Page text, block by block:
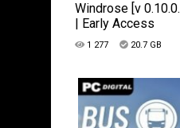
Windrose [v
| Early Access
1 277 20.7 GB